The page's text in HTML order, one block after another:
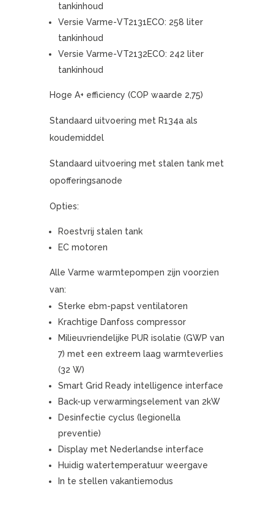
tankinhoud
Versie Varme-VT2131ECO: 258 liter
tankinhoud
Versie Varme-VT2132ECO: 242 liter
tankinhoud
Hoge A+ efficiency (COP waarde 2,75)
Standaard uitvoering met R134a als
koudemiddel
Standaard uitvoering met stalen tank met
opofferingsanode
Opties:
Roestvrij stalen tank
EC motoren
Alle Varme warmtepompen zijn voorzien
van:
Sterke ebm-papst ventilatoren
Krachtige Danfoss compressor
Milieuvriendelijke PUR isolatie (GWP van
7) met een extreem laag warmteverlies
(32 W)
Smart Grid Ready intelligence interface
Back-up verwarmingselement van 2kW
Desinfectie cyclus (legionella
preventie)
Display met Nederlandse interface
Huidig watertemperatuur weergave
In te stellen vakantiemodus